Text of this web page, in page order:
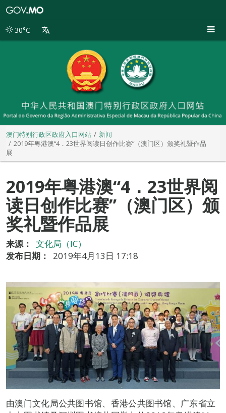
别
30°C
澳门特别行政区政府入口网站
新闻
2019年粤港澳“4．23世界阅读日创作比赛”（澳门区）颁奖礼暨作品
展
2019年粤港澳“4．23世界阅
读日创作比赛”（澳门区）颁
奖礼暨作品展
来源：
文化局（IC）
发布日期：
2019年4月13日 17:18
由澳门文化局公共图书馆、香港公共图书馆、广东省立